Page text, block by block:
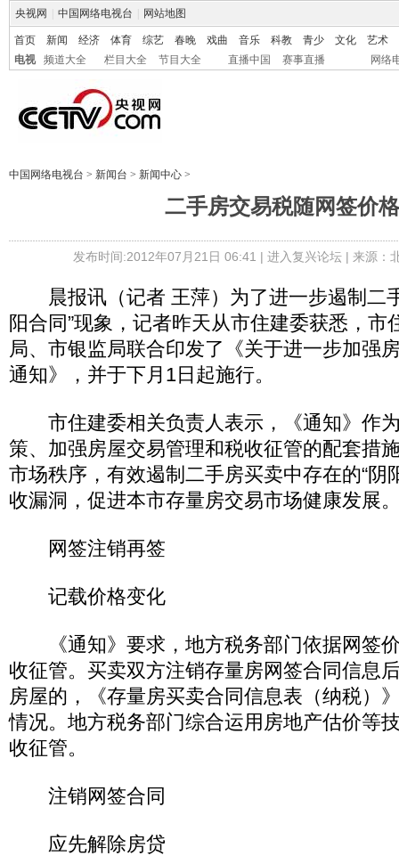
央视网 中国网络电视台 网站地图
首页 新闻 经济 体育 综艺 春晚 戏曲 音乐 科教 青少 文化
艺术
电视
频道大全 栏目大全 节目大全 直播中国 赛事直播 网络
中国网络电视台 > 新闻台 > 新闻中心 >
二手房交易税随网签价
发布时间:2012年07月21日 06:41 | 进入复兴论坛| 来源：
晨报讯（记者 王萍）为了进一步遏制二
阳合同”现象，记者昨天从市住建委获悉，市
局、市银监局联合印发了《关于进一步加强
通知》，并于下月1日起施行。
市住建委相关负责人表示，《通知》作
策、加强房屋交易管理和税收征管的配套措
市场秩序，有效遏制二手房买卖中存在的“阴
收漏洞，促进本市存量房交易市场健康发展
网签注销再签
记载价格变化
《通知》要求，地方税务部门依据网签
收征管。买卖双方注销存量房网签合同信息
房屋的，《存量房买卖合同信息表（纳税）
情况。地方税务部门综合运用房地产估价等
收征管。
注销网签合同
应先解除房贷